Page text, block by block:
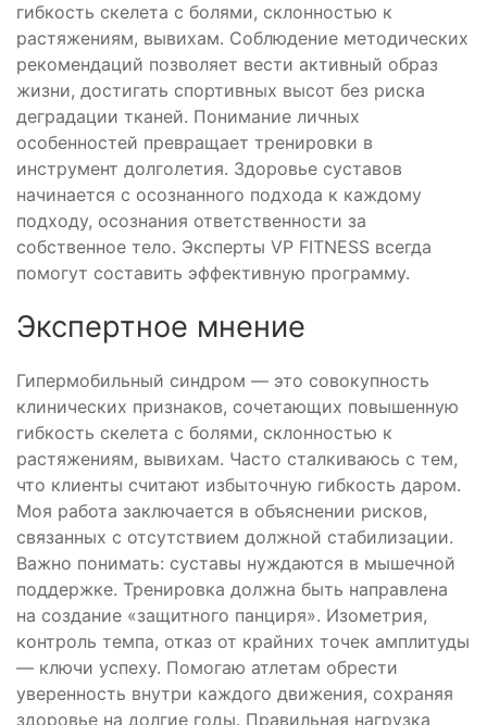
гибкость скелета с болями, склонностью к
растяжениям, вывихам. Соблюдение методических
рекомендаций позволяет вести активный образ
жизни, достигать спортивных высот без риска
деградации тканей. Понимание личных
особенностей превращает тренировки в
инструмент долголетия. Здоровье суставов
начинается с осознанного подхода к каждому
подходу, осознания ответственности за
собственное тело. Эксперты VP FITNESS всегда
помогут составить эффективную программу.
Экспертное мнение
Гипермобильный синдром — это совокупность
клинических признаков, сочетающих повышенную
гибкость скелета с болями, склонностью к
растяжениям, вывихам. Часто сталкиваюсь с тем,
что клиенты считают избыточную гибкость даром.
Моя работа заключается в объяснении рисков,
связанных с отсутствием должной стабилизации.
Важно понимать: суставы нуждаются в мышечной
поддержке. Тренировка должна быть направлена
на создание «защитного панциря». Изометрия,
контроль темпа, отказ от крайних точек амплитуды
— ключи успеху. Помогаю атлетам обрести
уверенность внутри каждого движения, сохраняя
здоровье на долгие годы. Правильная нагрузка